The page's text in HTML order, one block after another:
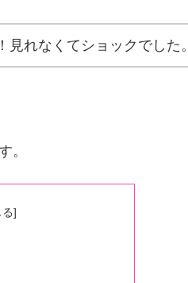
見れなくてショックでした。
。